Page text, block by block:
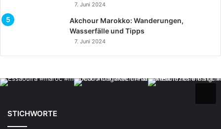
7. Juni 2024
Akchour Marokko: Wanderungen,
Wasserfälle und Tipps
7. Juni 2024
STICHWORTE